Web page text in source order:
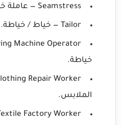
Seamstress — عاملة
Tailor — خياط / خياطة.
Machine Operator
خياطة.
Repair Worker
الملابس.
Factory Worker